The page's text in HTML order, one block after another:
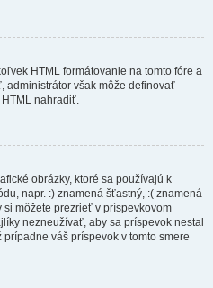
HTML formátovanie na tomto fóre a
administrátor však môže definovať
HTML nahradiť.
obrázky, ktoré sa používajú k
napr. :) znamená šťastný, :( znamená
môžete prezrieť v príspevkovom
nezneužívať, aby sa príspevok nestal
váš príspevok v tomto smere